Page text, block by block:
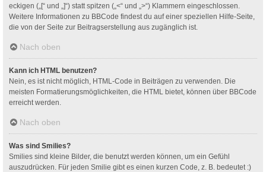
eckigen („[“ und „]“) statt spitzen („<“ und „>“) Klammern eingeschlossen.
Weitere Informationen zu BBCode findest du auf einer speziellen Hilfe-Seite,
die von der Seite zur Beitragserstellung aus zugänglich ist.
Nach oben
Kann ich HTML benutzen?
Nein, es ist nicht möglich, HTML-Code in Beiträgen zu verwenden. Die
meisten Formatierungsmöglichkeiten, die HTML bietet, können über BBCode
erreicht werden.
Nach oben
Was sind Smilies?
Smilies sind kleine Bilder, die benutzt werden können, um ein Gefühl
auszudrücken. Für jeden Smilie gibt es einen kurzen Code, z. B. bedeutet :)